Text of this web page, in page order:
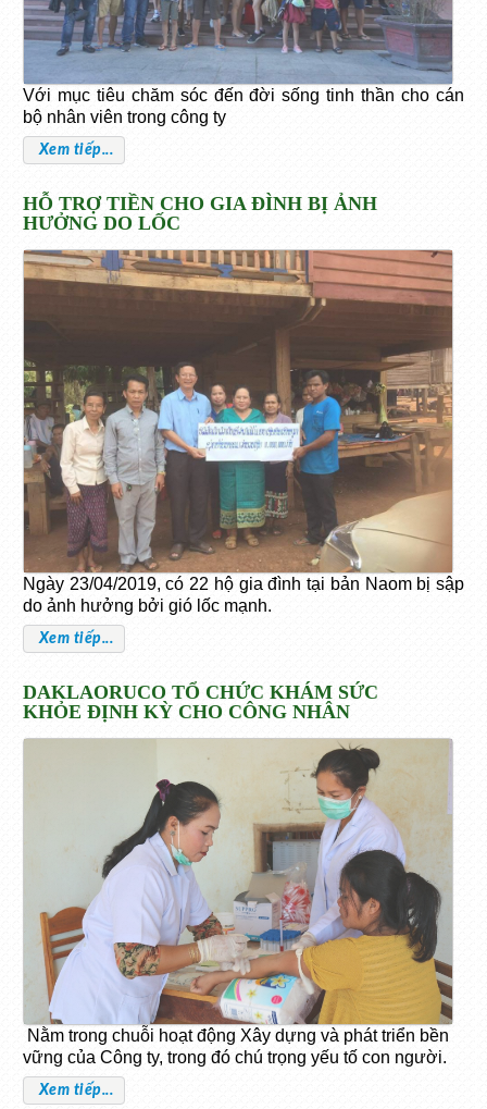
Với mục tiêu chăm sóc đến đời sống tinh thần cho cán
bộ nhân viên trong công ty
Xem tiếp...
HỖ TRỢ TIỀN CHO GIA ĐÌNH BỊ ẢNH
HƯỞNG DO LỐC
Ngày 23/04/2019, có 22 hộ gia đình tại bản Naom bị sập
do ảnh hưởng bởi gió lốc mạnh.
Xem tiếp...
DAKLAORUCO TỔ CHỨC KHÁM SỨC
KHỎE ĐỊNH KỲ CHO CÔNG NHÂN
Nằm trong chuỗi hoạt động Xây dựng và phát triển bền
vững của Công ty, trong đó chú trọng yếu tố con người.
Xem tiếp...